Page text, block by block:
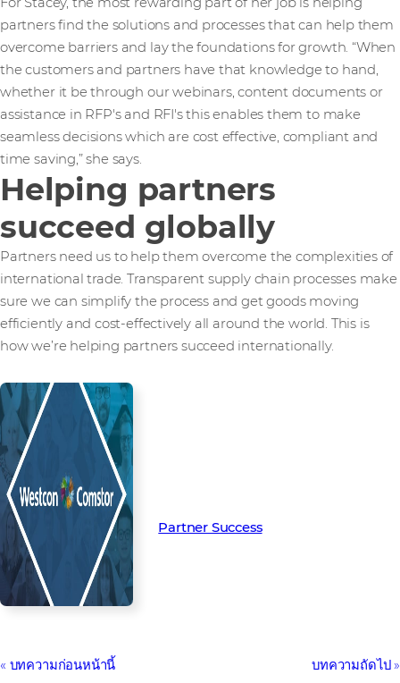
partners find the solutions and processes that can help them
overcome barriers and lay the foundations for growth. “When
the customers and partners have that knowledge to hand,
whether it be through our webinars, content documents or
assistance in RFP's and RFI's this enables them to make
seamless decisions which are cost effective, compliant and
time saving,” she says.
Helping partners
succeed globally
Partners need us to help them overcome the complexities of
international trade. Transparent supply chain processes make
sure we can simplify the process and get goods moving
efficiently and cost-effectively all around the world. This is
how we’re helping partners succeed internationally.
Partner Success
บทความก่อนหน้านี้ บทความถัดไป